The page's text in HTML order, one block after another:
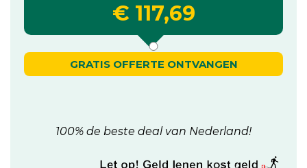
€ 117,69
GRATIS OFFERTE ONTVANGEN
100% de beste deal van Nederland!